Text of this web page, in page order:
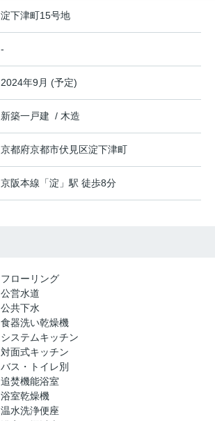
淀下津町15号地
-
2024年9月 (予定)
新築一戸建 / 木造
京都府京都市伏見区淀下津町
京阪本線 「淀 」駅 徒歩8分
フローリング
公営水道
公共下水
食器洗い乾燥機
システムキッチン
対面式キッチン
バス・トイレ別
追焚機能浴室
浴室乾燥機
温水洗浄便座